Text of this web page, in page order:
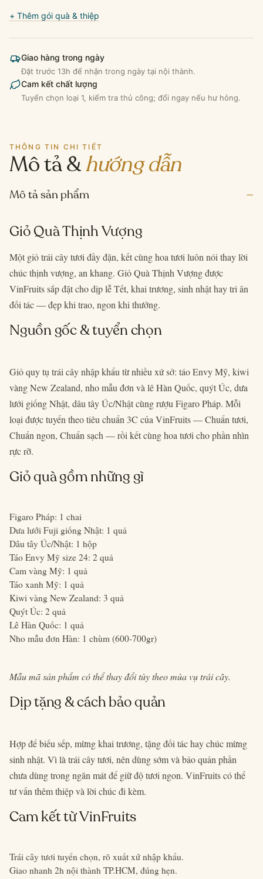
+ Thêm gói quà & thiệp
Giao hàng trong ngày
Đặt trước 13h để nhận trong ngày tại nội thành.
Cam kết chất lượng
Tuyển chọn loại 1, kiểm tra thủ công; đổi ngay nếu hư hỏng.
THÔNG TIN CHI TIẾT
Mô tả &hướng dẫn
Mô tả sản phẩm
–
Giỏ Quà Thịnh Vượng
Một giỏ trái cây tươi đầy đặn, kết cùng hoa tươi luôn nói thay lời
chúc thịnh vượng, an khang. Giỏ Quà Thịnh Vượng được
VinFruits sắp đặt cho dịp lễ Tết, khai trương, sinh nhật hay tri ân
đối tác — đẹp khi trao, ngon khi thưởng.
Nguồn gốc & tuyển chọn
Giỏ quy tụ trái cây nhập khẩu từ nhiều xứ sở: táo Envy Mỹ, kiwi
vàng New Zealand, nho mẫu đơn và lê Hàn Quốc, quýt Úc, dưa
lưới giống Nhật, dâu tây Úc/Nhật cùng rượu Figaro Pháp. Mỗi
loại được tuyển theo tiêu chuẩn 3C của VinFruits — Chuẩn tươi,
Chuẩn ngon, Chuẩn sạch — rồi kết cùng hoa tươi cho phần nhìn
rực rỡ.
Giỏ quà gồm những gì
Figaro Pháp: 1 chai
Dưa lưới Fuji giống Nhật: 1 quả
Dâu tây Úc/Nhật: 1 hộp
Táo Envy Mỹ size 24: 2 quả
Cam vàng Mỹ: 1 quả
Táo xanh Mỹ: 1 quả
Kiwi vàng New Zealand: 3 quả
Quýt Úc: 2 quả
Lê Hàn Quốc: 1 quả
Nho mẫu đơn Hàn: 1 chùm (600-700gr)
Mẫu mã sản phẩm có thể thay đổi tùy theo mùa vụ trái cây.
Dịp tặng & cách bảo quản
Hợp để biếu sếp, mừng khai trương, tặng đối tác hay chúc mừng
sinh nhật. Vì là trái cây tươi, nên dùng sớm và bảo quản phần
chưa dùng trong ngăn mát để giữ độ tươi ngon. VinFruits có thể
tư vấn thêm thiệp và lời chúc đi kèm.
Cam kết từ VinFruits
Trái cây tươi tuyển chọn, rõ xuất xứ nhập khẩu.
Giao nhanh 2h nội thành TP.HCM, đúng hẹn.